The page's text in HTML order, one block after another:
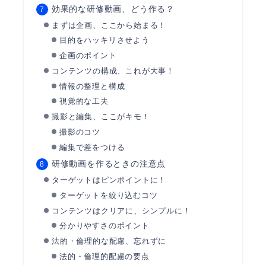
効果的な研修動画、どう作る？
まずは企画、ここから始まる！
目的をハッキリさせよう
企画のポイント
コンテンツの構成、これが大事！
情報の整理と構成
視覚的な工夫
撮影と編集、ここがキモ！
撮影のコツ
編集で差をつける
研修動画を作るときの注意点
ターゲットはピンポイントに！
ターゲットを絞り込むコツ
コンテンツはクリアに、シンプルに！
分かりやすさのポイント
法的・倫理的な配慮、忘れずに
法的・倫理的配慮の要点